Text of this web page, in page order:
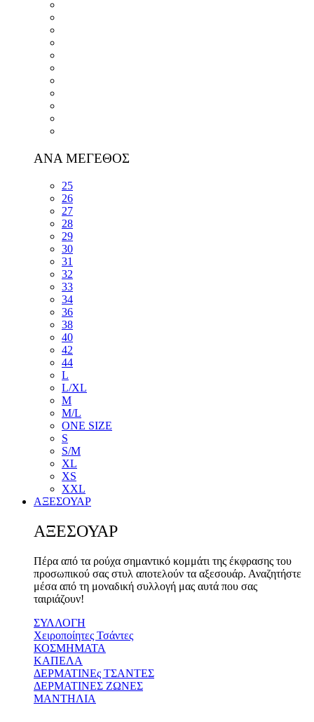
ΑΝΑ ΜΕΓΕΘΟΣ
25
26
27
28
29
30
31
32
33
34
36
38
40
42
44
L
L/XL
M
M/L
ONE SIZE
S
S/M
XL
XS
XXL
ΑΞΕΣΟΥΑΡ
ΑΞΕΣΟΥΑΡ
Πέρα από τα ρούχα σημαντικό κομμάτι της έκφρασης του
προσωπικού σας στυλ αποτελούν τα αξεσουάρ. Αναζητήστε
μέσα από τη μοναδική συλλογή μας αυτά που σας
ταιριάζουν!
ΣΥΛΛΟΓΗ
Χειροποίητες Τσάντες
ΚΟΣΜΗΜΑΤΑ
ΚΑΠΕΛΑ
ΔΕΡΜΑΤΙΝΕς ΤΣΑΝΤΕΣ
ΔΕΡΜΑΤΙΝΕΣ ΖΩΝΕΣ
ΜΑΝΤΗΛΙΑ